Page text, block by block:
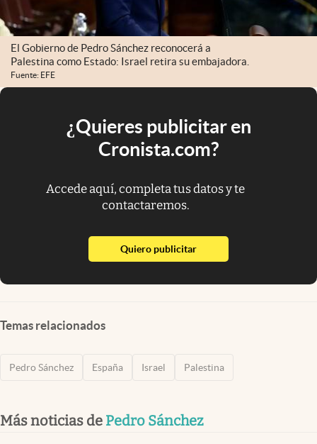
El Gobierno de Pedro Sánchez reconocerá a
Palestina como Estado: Israel retira su embajadora.
Fuente: EFE
¿Quieres publicitar en
Cronista.com?
Accede aquí, completa tus datos y te
contactaremos.
Quiero publicitarabre en nueva pestaña
Temas relacionados
Pedro Sánchez España Israel Palestina
Más noticias de Pedro Sánchez